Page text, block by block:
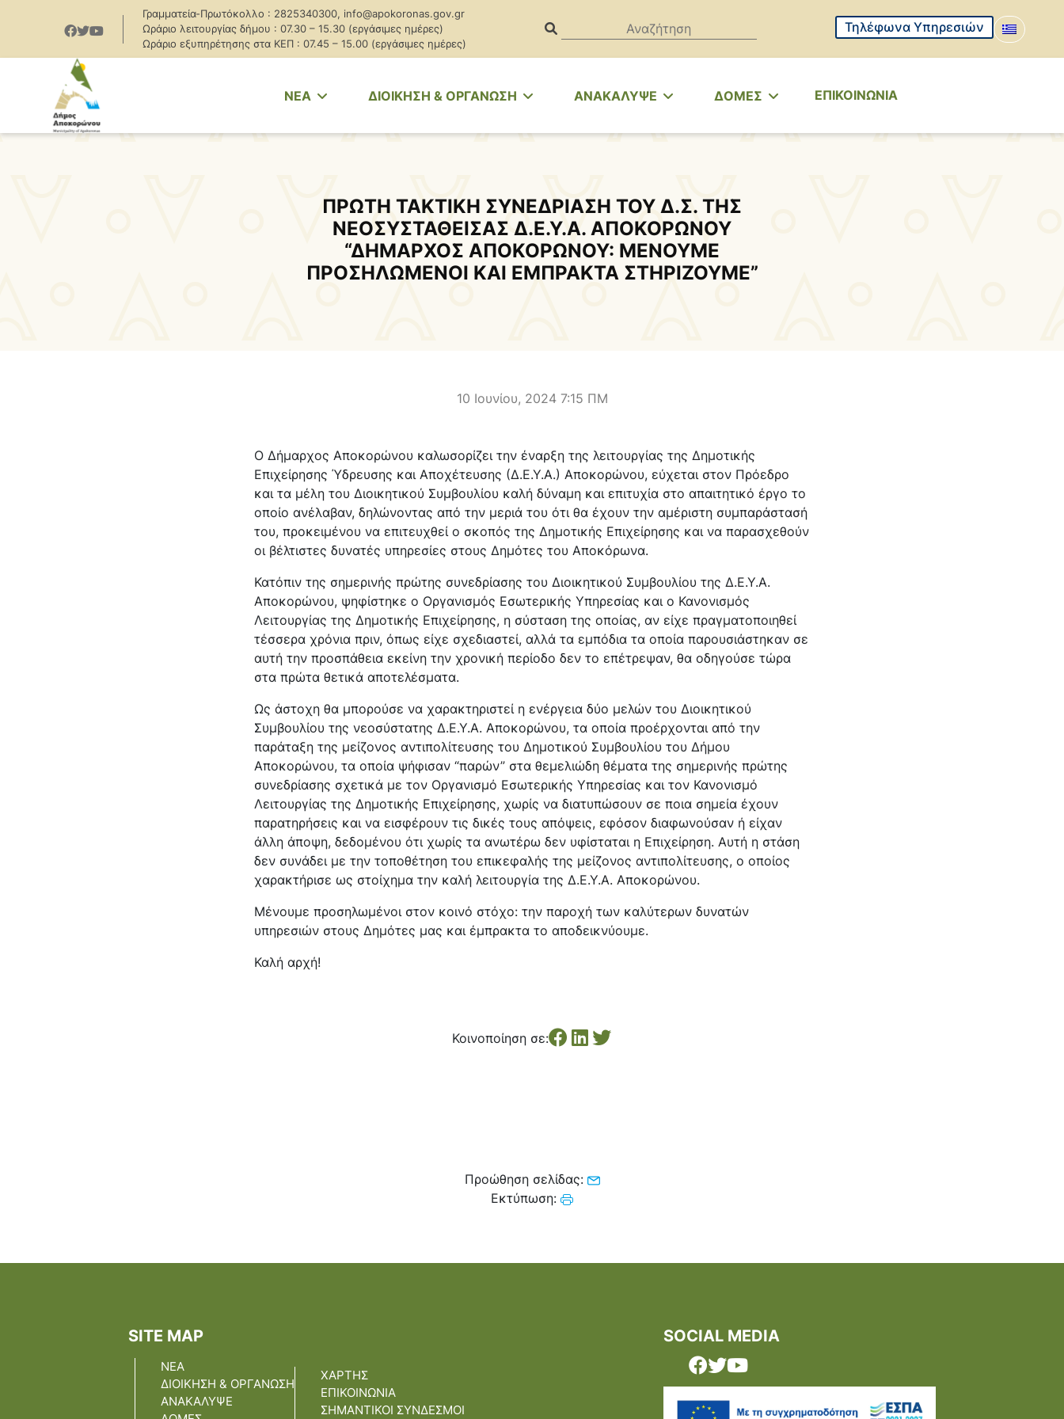
Γραμματεία-Πρωτόκολλο : 2825340300, info@apokoronas.gov.gr
Ωράριο λειτουργίας δήμου : 07.30 – 15.30 (εργάσιμες ημέρες)
Ωράριο εξυπηρέτησης στα ΚΕΠ : 07.45 – 15.00 (εργάσιμες ημέρες)
Τηλέφωνα Υπηρεσιών
NEA ΔΙΟΙΚΗΣΗ & ΟΡΓΑΝΩΣΗ ΑΝΑΚΑΛΥΨΕ ΔΟΜΕΣ ΕΠΙΚΟΙΝΩΝΙΑ
ΠΡΩΤΗ ΤΑΚΤΙΚΗ ΣΥΝΕΔΡΙΑΣΗ ΤΟΥ Δ.Σ. ΤΗΣ
ΝΕΟΣΥΣΤΑΘΕΙΣΑΣ Δ.Ε.Υ.Α. ΑΠΟΚΟΡΩΝΟΥ
“ΔΗΜΑΡΧΟΣ ΑΠΟΚΟΡΩΝΟΥ: ΜΕΝΟΥΜΕ
ΠΡΟΣΗΛΩΜΕΝΟΙ ΚΑΙ ΕΜΠΡΑΚΤΑ ΣΤΗΡΙΖΟΥΜΕ”
10 Ιουνίου, 2024 7:15 ΠΜ
Ο Δήμαρχος Αποκορώνου καλωσορίζει την έναρξη της λειτουργίας της Δημοτικής
Επιχείρησης Ύδρευσης και Αποχέτευσης (Δ.Ε.Υ.Α.) Αποκορώνου, εύχεται στον Πρόεδρο
και τα μέλη του Διοικητικού Συμβουλίου καλή δύναμη και επιτυχία στο απαιτητικό έργο το
οποίο ανέλαβαν, δηλώνοντας από την μεριά του ότι θα έχουν την αμέριστη συμπαράστασή
του, προκειμένου να επιτευχθεί ο σκοπός της Δημοτικής Επιχείρησης και να παρασχεθούν
οι βέλτιστες δυνατές υπηρεσίες στους Δημότες του Αποκόρωνα.
Κατόπιν της σημερινής πρώτης συνεδρίασης του Διοικητικού Συμβουλίου της Δ.Ε.Υ.Α.
Αποκορώνου, ψηφίστηκε ο Οργανισμός Εσωτερικής Υπηρεσίας και ο Κανονισμός
Λειτουργίας της Δημοτικής Επιχείρησης, η σύσταση της οποίας, αν είχε πραγματοποιηθεί
τέσσερα χρόνια πριν, όπως είχε σχεδιαστεί, αλλά τα εμπόδια τα οποία παρουσιάστηκαν σε
αυτή την προσπάθεια εκείνη την χρονική περίοδο δεν το επέτρεψαν, θα οδηγούσε τώρα
στα πρώτα θετικά αποτελέσματα.
Ως άστοχη θα μπορούσε να χαρακτηριστεί η ενέργεια δύο μελών του Διοικητικού
Συμβουλίου της νεοσύστατης Δ.Ε.Υ.Α. Αποκορώνου, τα οποία προέρχονται από την
παράταξη της μείζονος αντιπολίτευσης του Δημοτικού Συμβουλίου του Δήμου
Αποκορώνου, τα οποία ψήφισαν “παρών” στα θεμελιώδη θέματα της σημερινής πρώτης
συνεδρίασης σχετικά με τον Οργανισμό Εσωτερικής Υπηρεσίας και τον Κανονισμό
Λειτουργίας της Δημοτικής Επιχείρησης, χωρίς να διατυπώσουν σε ποια σημεία έχουν
παρατηρήσεις και να εισφέρουν τις δικές τους απόψεις, εφόσον διαφωνούσαν ή είχαν
άλλη άποψη, δεδομένου ότι χωρίς τα ανωτέρω δεν υφίσταται η Επιχείρηση. Αυτή η στάση
δεν συνάδει με την τοποθέτηση του επικεφαλής της μείζονος αντιπολίτευσης, ο οποίος
χαρακτήρισε ως στοίχημα την καλή λειτουργία της Δ.Ε.Υ.Α. Αποκορώνου.
Μένουμε προσηλωμένοι στον κοινό στόχο: την παροχή των καλύτερων δυνατών
υπηρεσιών στους Δημότες μας και έμπρακτα το αποδεικνύουμε.
Καλή αρχή!
Κοινοποίηση σε:
Προώθηση σελίδας:
Εκτύπωση:
SITE MAP
ΝΕΑ
ΔΙΟΙΚΗΣΗ & ΟΡΓΑΝΩΣΗ
ΑΝΑΚΑΛΥΨΕ
ΧΑΡΤΗΣ
ΕΠΙΚΟΙΝΩΝΙΑ
ΣΗΜΑΝΤΙΚΟΙ ΣΥΝΔΕΣΜΟΙ
SOCIAL MEDIA